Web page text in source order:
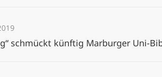
schmückt künftig Marburger Uni-